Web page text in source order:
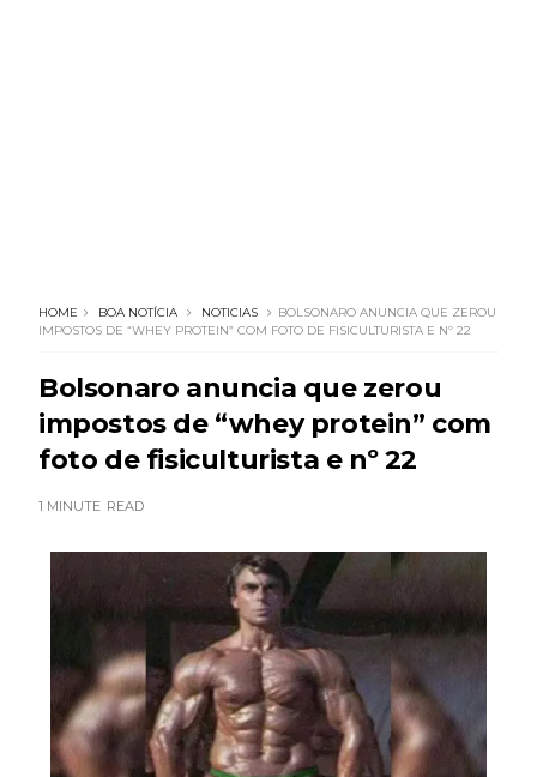
HOME BOA NOTÍCIA NOTICIAS
BOLSONARO ANUNCIA QUE ZEROU
IMPOSTOS DE “WHEY PROTEIN” COM FOTO DE FISICULTURISTA E Nº 22
Bolsonaro anuncia que zerou
impostos de “whey protein” com
foto de fisiculturista e nº 22
1 MINUTE READ